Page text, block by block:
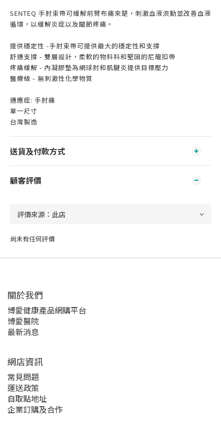
SENTEQ 手肘束帶可緩解前臂布痛來楚，刺激血液流動並改善血液
循環，以緩解炎症以及關節疼痛。
提供穩定性 -手肘束帶可提供最大的穩定性和支撐
舒適支撐 - 雙層設計，柔軟的物料料和堅固的尼龍扣帶
疼痛緩解 - 內凝膠墊為網球肘和肌腱炎提供目標壓力
醫療級 - 無刺激性化學物質
適應症: 手肘痛
單一尺寸
台灣製造
送貨及付款方式
顧客評價
尚未有任何評價
關於我們‎
博愛健康產品網購平台
博愛醫院
最新消息
網店資訊
常見問題
運送政策
自取點地址
企業訂購及合作